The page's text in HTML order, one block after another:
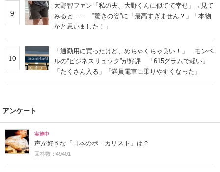
9
大野智ファン「私の夫、大野くんに似てて幸せ」→見て
みると…… ‟驚きの姿”に「最高すぎません？」「本物
かと思いました！」
10
「通勤用に買ったけど、めちゃくちゃ良い！」 モンベ
ルの“ビジネスリュック”が好評 「615グラムで軽い」
「たくさん入る」「満員電車に乗りやすくなった」
アンケート
実施中
声が好きな「日本のボーカリスト」は？
回答数：49401